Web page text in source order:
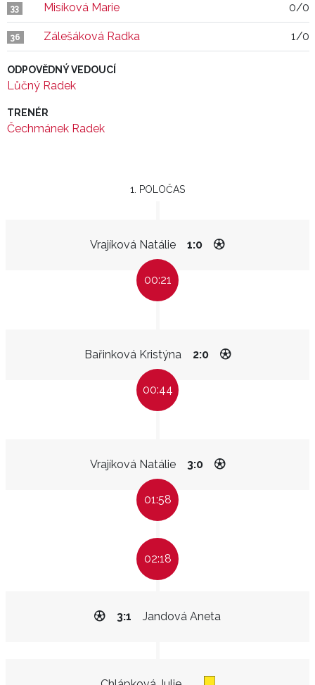
33 Misíková Marie 0/0
36 Zálešáková Radka 1/0
ODPOVĚDNÝ VEDOUCÍ
Lůčný Radek
TRENÉR
Čechmánek Radek
1. POLOČAS
Vrajíková Natálie 1:0
00:21
Bařinková Kristýna 2:0
00:44
Vrajíková Natálie 3:0
01:58
02:18
Jandová Aneta
3:1